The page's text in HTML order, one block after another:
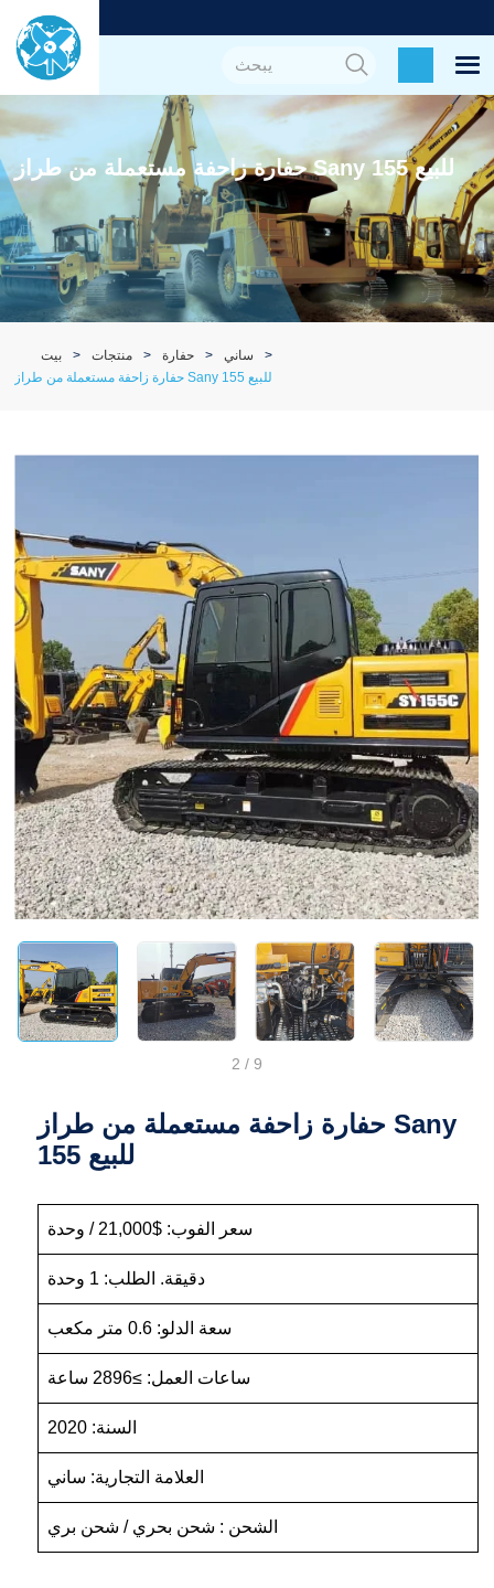
حفارة زاحفة مستعملة من طراز Sany 155 للبيع
بيت منتجات حفارة
ساني
حفارة زاحفة مستعملة من طراز Sany 155 للبيع
2 / 9
حفارة زاحفة مستعملة من طراز Sany
155 للبيع